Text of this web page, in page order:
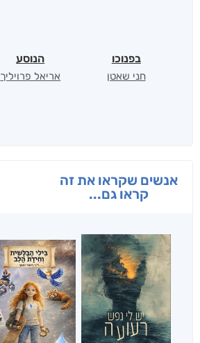
בפנוכו
חני שאטן
הנוסע
אריאל פרויליך
אנשים שקראו את זה
קראו גם...